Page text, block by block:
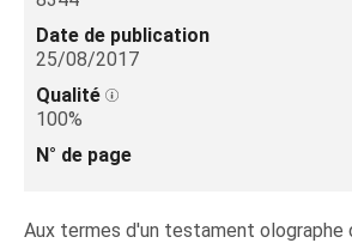
Date de publication
25/08/2017
Qualité
100%
N° de page
Aux termes d'un testament olographe